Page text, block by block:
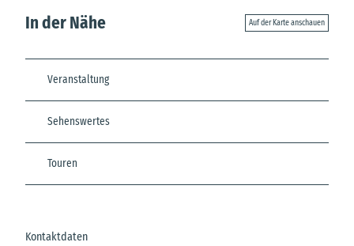
In der Nähe Auf der Karte anschauen
Veranstaltung
Sehenswertes
Touren
Kontaktdaten